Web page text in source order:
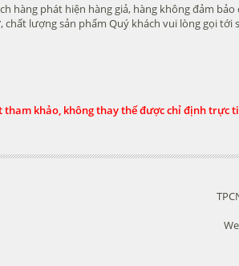
phát hiện hàng giả, hàng không đảm
lượng sản phẩm Quý khách vui lòng gọi tới
khảo, không thay thế được chỉ định trực